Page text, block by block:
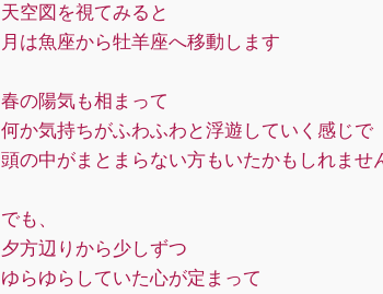
天空図を視てみると
月は魚座から牡羊座へ移動します
春の陽気も相まって
何か気持ちがふわふわと浮遊していく感じで
頭の中がまとまらない方もいたかもしれませ
でも、
夕方辺りから少しずつ
ゆらゆらしていた心が定まって